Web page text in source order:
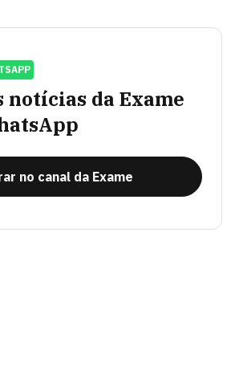
notícias da Exame
no canal da Exame